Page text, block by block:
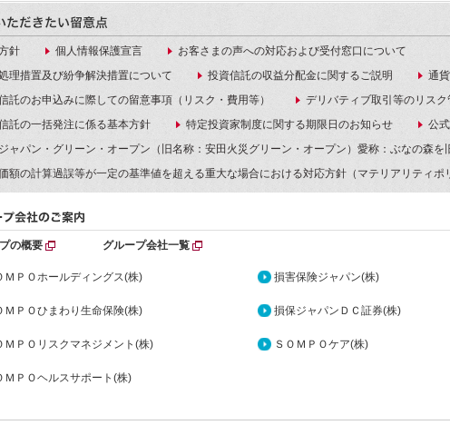
針 個人情報保護宣言
お客さまの声への対応および受付窓口について
理措置及び紛争解決措置について
投資信託の収益分配金に関するご説明
通
託のお申込みに際しての留意事項（リスク・費用等）
デリバティブ取引等のリス
託の一括発注に係る基本方針
特定投資家制度に関する期限日のお知らせ
公
ャパン・グリーン・オープン（旧名称：安田火災グリーン・オープン）愛称：ぶなの森
額の計算過誤等が一定の基準値を超える重大な場合における対応方針（マテリアリティポ
の概要 グループ会社一覧
ＭＰＯホールディングス(株) 損害保険ジャパン(株)
ＭＰＯひまわり生命保険(株) 損保ジャパンＤＣ証券(株)
ＭＰＯリスクマネジメント(株) ＳＯＭＰＯケア(株)
ＭＰＯヘルスサポート(株)